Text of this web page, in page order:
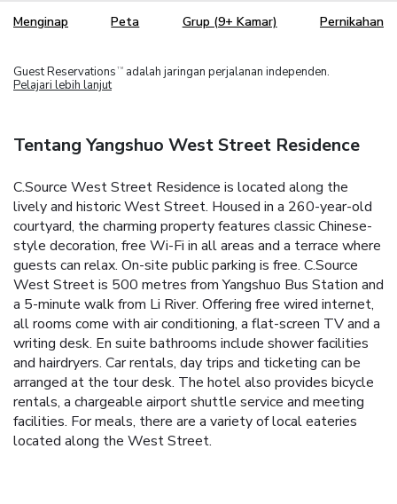
Menginap Peta Grup (9+ Kamar) Pernikahan
Guest Reservations TM
adalah jaringan perjalanan independen.
Pelajari lebih lanjut
Tentang Yangshuo West Street Residence
C.Source West Street Residence is located along the
lively and historic West Street. Housed in a 260-year-old
courtyard, the charming property features classic Chinese-
style decoration, free Wi-Fi in all areas and a terrace where
guests can relax. On-site public parking is free. C.Source
West Street is 500 metres from Yangshuo Bus Station and
a 5-minute walk from Li River. Offering free wired internet,
all rooms come with air conditioning, a flat-screen TV and a
writing desk. En suite bathrooms include shower facilities
and hairdryers. Car rentals, day trips and ticketing can be
arranged at the tour desk. The hotel also provides bicycle
rentals, a chargeable airport shuttle service and meeting
facilities. For meals, there are a variety of local eateries
located along the West Street.